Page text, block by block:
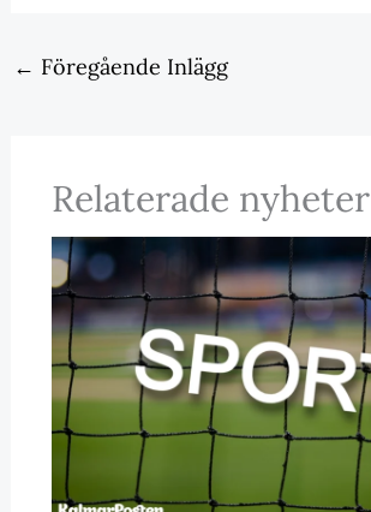
← Föregående Inlägg
Relaterade nyheter